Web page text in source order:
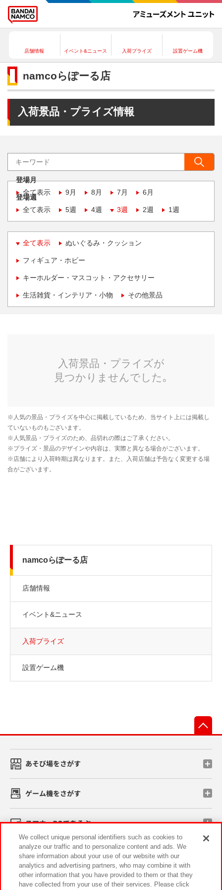
店舗情報 イベント&ニュース 入荷プライズ 設置ゲーム機
namcoらぽーる店
入荷景品・プライズ情報
登場月
全て表示
9月 8月 7月 6月
登場週
全て表示
5週 4週 3週 2週 1週
全て表示 ぬいぐるみ・クッション
フィギュア・ホビー
キーホルダー・マスコット・アクセサリー
生活雑貨・インテリア・小物 その他景品
namcoらぽーる店
店舗情報
イベント&ニュース
入荷プライズ
設置ゲーム機
あそび場をさがす
ゲーム機をさがす
スマホ・PCであそぶ
イベント・キャンペーン
We collect unique personal identifiers such as cookies to
analyze our traffic and to personalize content and ads. We
share information about your use of our website with our
analytics and advertising partners, who may combine it with
other information that you have provided to them or that they
have collected from your use of their services. Please click